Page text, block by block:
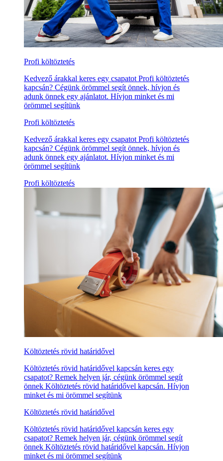
Profi költöztetés
Kedvező árakkal keres egy csapatot Profi költöztetés
kapcsán? Cégünk örömmel segít önnek, hívjon és
adunk önnek egy ajánlatot. Hívjon minket és mi
örömmel segítünk
Profi költöztetés
Kedvező árakkal keres egy csapatot Profi költöztetés
kapcsán? Cégünk örömmel segít önnek, hívjon és
adunk önnek egy ajánlatot. Hívjon minket és mi
örömmel segítünk
Profi költöztetés
Költöztetés rövid határidővel
Költöztetés rövid határidővel kapcsán keres egy
csapatot? Remek helyen jár, cégünk örömmel segít
önnek Költöztetés rövid határidővel kapcsán. Hívjon
minket és mi örömmel segítünk
Költöztetés rövid határidővel
Költöztetés rövid határidővel kapcsán keres egy
csapatot? Remek helyen jár, cégünk örömmel segít
önnek Költöztetés rövid határidővel kapcsán. Hívjon
minket és mi örömmel segítünk